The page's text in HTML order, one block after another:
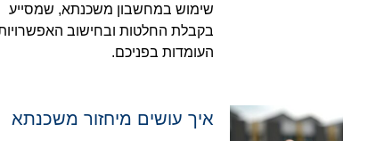
שימוש במחשבון משכנתא, שמסייע
בקבלת החלטות ובחישוב
העומדות בפניכם.
איך עושים מיחזור משכנתא